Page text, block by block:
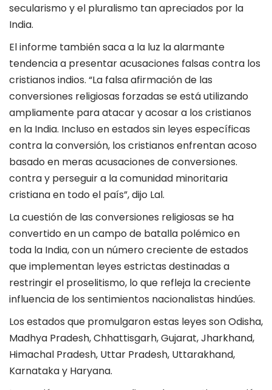
secularismo y el pluralismo tan apreciados por la
India.
El informe también saca a la luz la alarmante
tendencia a presentar acusaciones falsas contra los
cristianos indios. “La falsa afirmación de las
conversiones religiosas forzadas se está utilizando
ampliamente para atacar y acosar a los cristianos
en la India. Incluso en estados sin leyes específicas
contra la conversión, los cristianos enfrentan acoso
basado en meras acusaciones de conversiones.
contra y perseguir a la comunidad minoritaria
cristiana en todo el país”, dijo Lal.
La cuestión de las conversiones religiosas se ha
convertido en un campo de batalla polémico en
toda la India, con un número creciente de estados
que implementan leyes estrictas destinadas a
restringir el proselitismo, lo que refleja la creciente
influencia de los sentimientos nacionalistas hindúes.
Los estados que promulgaron estas leyes son Odisha,
Madhya Pradesh, Chhattisgarh, Gujarat, Jharkhand,
Himachal Pradesh, Uttar Pradesh, Uttarakhand,
Karnataka y Haryana.